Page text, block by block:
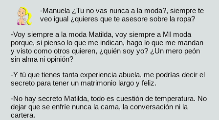
-Manuela ¿Tu no vas nunca a la moda?, siempre te
veo igual ¿quieres que te asesore sobre la ropa?
-Voy siempre a la moda Matilda, voy siempre a MI moda
porque, si pienso lo que me indican, hago lo que me mandan
y visto como otros quieren, ¿quién soy yo? ¿Un mero peón
sin alma ni opinión?
-Y tú que tienes tanta experiencia abuela, me podrías decir el
secreto para tener un matrimonio largo y feliz.
-No hay secreto Matilda, todo es cuestión de temperatura. No
dejar que se enfríe nunca la cama, la conversación ni la
cartera.